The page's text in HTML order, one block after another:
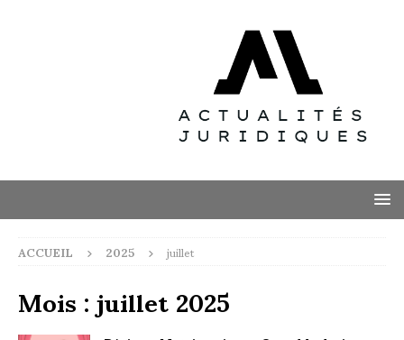
ACCUEIL 2025 juillet
Mois :juillet 2025